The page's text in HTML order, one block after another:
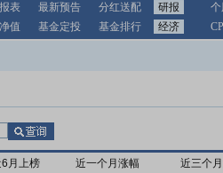
表 最新预告 分红送配 研报 个
值 基金定投 基金排行 经济
月上榜 近一个月涨幅 近三个